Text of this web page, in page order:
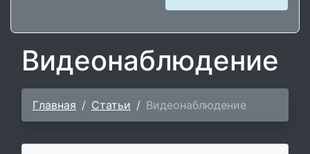
Видеонаблюдение
Главная Статьи Видеонаблюдение